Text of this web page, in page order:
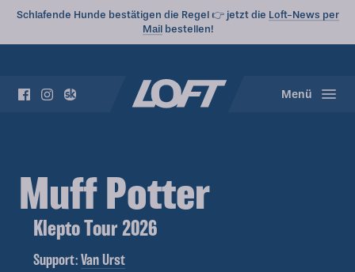
Schlafende Hunde bestätigen die Regel 👉 jetzt die Loft-News per
Mailbestellen!
Menü
Muff Potter
Klepto Tour 2026
Support:Van Urst